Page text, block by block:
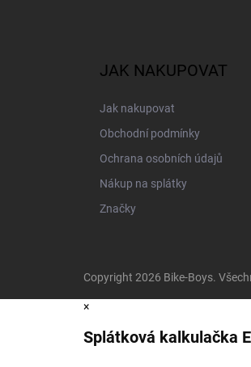
JAK NAKUPOVAT
Jak nakupovat
Obchodní podmínky
Ochrana osobních údajů
Nákup na splátky
Značky
Copyright 2026 Bike-Boys.
×
Splátková kalkulačka